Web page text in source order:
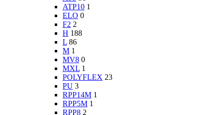
ATP10 1
ELO 0
F2 2
H 188
L 86
M 1
MV8 0
MXL 1
POLYFLEX 23
PU 3
RPP14M 1
RPP5M 1
RPP8 2